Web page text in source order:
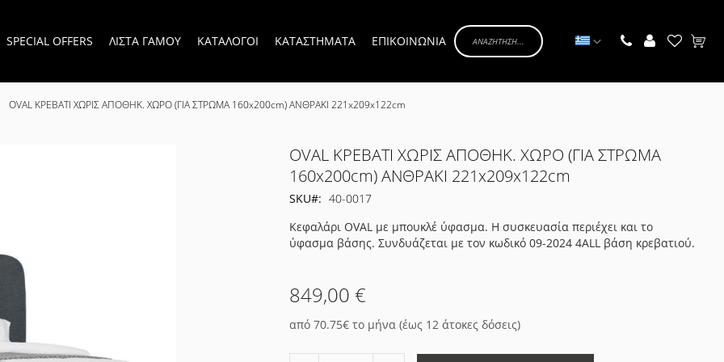
SPECIAL OFFERS ΛΙΣΤΑ ΓΑΜΟΥ ΚΑΤΑΛΟΓΟΙ ΚΑΤΑΣΤΗΜΑΤΑ ΕΠΙΚΟΙΝΩΝΙΑ
Γλώσσα
OVAL ΚΡΕΒΑΤΙ ΧΩΡΙΣ ΑΠΟΘΗΚ. ΧΩΡΟ (ΓΙΑ ΣΤΡΩΜΑ 160x200cm) ΑΝΘΡΑΚΙ 221x209x122cm
OVAL ΚΡΕΒΑΤΙ ΧΩΡΙΣ ΑΠΟΘΗΚ. ΧΩΡΟ (ΓΙΑ ΣΤΡΩΜΑ
160x200cm) ΑΝΘΡΑΚΙ 221x209x122cm
SKU
40-0017
Κεφαλάρι OVAL με μπουκλέ ύφασμα. Η συσκευασία περιέχει και το
ύφασμα βάσης. Συνδυάζεται με τον κωδικό 09-2024 4ALL βάση κρεβατιού.
849,00 €
από 70.75€ το μήνα (έως 12 άτοκες δόσεις)